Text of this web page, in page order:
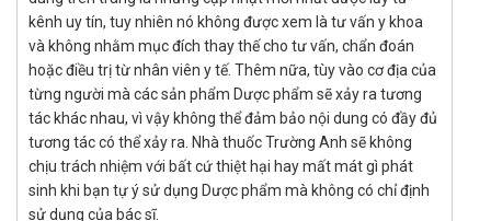
Liều dùng:
Thoa nhẹ nhàng lên vùng da cần dưỡng, thoa đều để
sản phẩm có thể thẩm thấu xuống da.
Dùng nhiều lần trong ngày.
Cách dùng:
Sản phẩm bôi da.
Chống chỉ định của Dưỡng môi Uriage
kênh uy tín, tuy nhiên nó không được xem là tư vấn y khoa
và không nhằm mục đích thay thế cho tư vấn, chẩn đoán
hoặc điều trị từ nhân viên y tế. Thêm nữa, tùy vào cơ địa của
từng người mà các sản phẩm Dược phẩm sẽ xảy ra tương
tác khác nhau, vì vậy không thể đảm bảo nội dung có đầy đủ
tương tác có thể xảy ra. Nhà thuốc Trường Anh sẽ không
chịu trách nhiệm với bất cứ thiệt hại hay mất mát gì phát
sinh khi bạn tự ý sử dụng Dược phẩm mà không có chỉ định
sử dụng của bác sĩ.